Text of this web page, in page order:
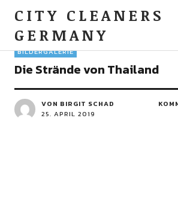
CITY CLEANERS
GERMANY
BILDERGALERIE
Die Strände von Thailand
VON BIRGIT SCHAD
25. APRIL 2019